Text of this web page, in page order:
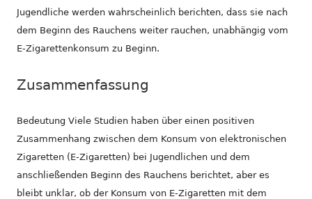
Jugendliche werden wahrscheinlich berichten, dass sie nach
dem Beginn des Rauchens weiter rauchen, unabhängig vom
E-Zigarettenkonsum zu Beginn.
Zusammenfassung
Bedeutung Viele Studien haben über einen positiven
Zusammenhang zwischen dem Konsum von elektronischen
Zigaretten (E-Zigaretten) bei Jugendlichen und dem
anschließenden Beginn des Rauchens berichtet, aber es
bleibt unklar, ob der Konsum von E-Zigaretten mit dem